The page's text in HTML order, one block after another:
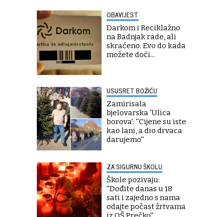
OBAVIJEST
Darkom i Reciklažno
na Badnjak rade, ali
skraćeno. Evo do kada
možete doći...
USUSRET BOŽIĆU
Zamirisala
bjelovarska 'Ulica
borova': ''Cijene su iste
kao lani, a dio drvaca
darujemo''
ZA SIGURNU ŠKOLU
Škole pozivaju:
''Dođite danas u 18
sati i zajedno s nama
odajte počast žrtvama